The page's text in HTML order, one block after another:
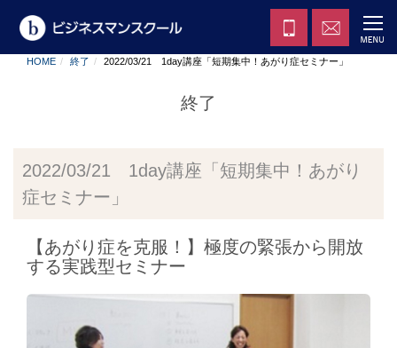
HOME 終了 2022/03/21 1day講座「短期集中！あがり症セミナー」
終了
2022/03/21 1day講座「短期集中！あがり
症セミナー」
【あがり症を克服！】極度の緊張から開放
する実践型セミナー